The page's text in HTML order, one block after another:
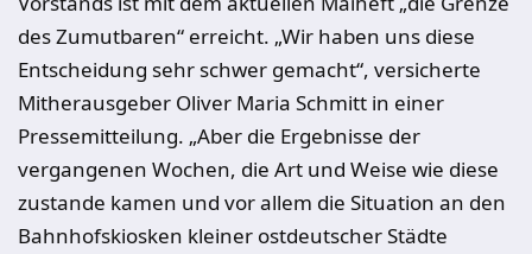
des Zumutbaren“ erreicht. „Wir haben uns diese
Entscheidung sehr schwer gemacht“, versicherte
Mitherausgeber Oliver Maria Schmitt in einer
Pressemitteilung. „Aber die Ergebnisse der
vergangenen Wochen, die Art und Weise wie diese
zustande kamen und vor allem die Situation an den
Bahnhofskiosken kleiner ostdeutscher Städte